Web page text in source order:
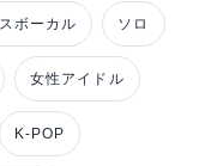
ボーカル ソロ
女性アイドル
K-POP